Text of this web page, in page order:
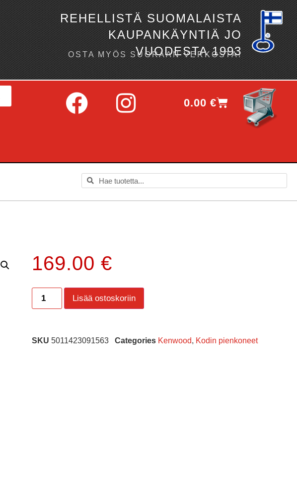
REHELLISTÄ SUOMALAISTA
KAUPANKÄYNTIÄ JO
VUODESTA 1993
OSTA MYÖS SUORAAN VERKOSTA!
0.00€
169.00 €
Lisää ostoskoriin
SKU 5011423091563 Categories Kenwood, Kodin pienkoneet